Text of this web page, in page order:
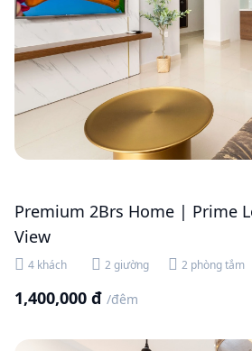
Premium 2Brs Home | Prime
View
4 khách 2 giường 2 phòng tắm
1,400,000 đ /đêm